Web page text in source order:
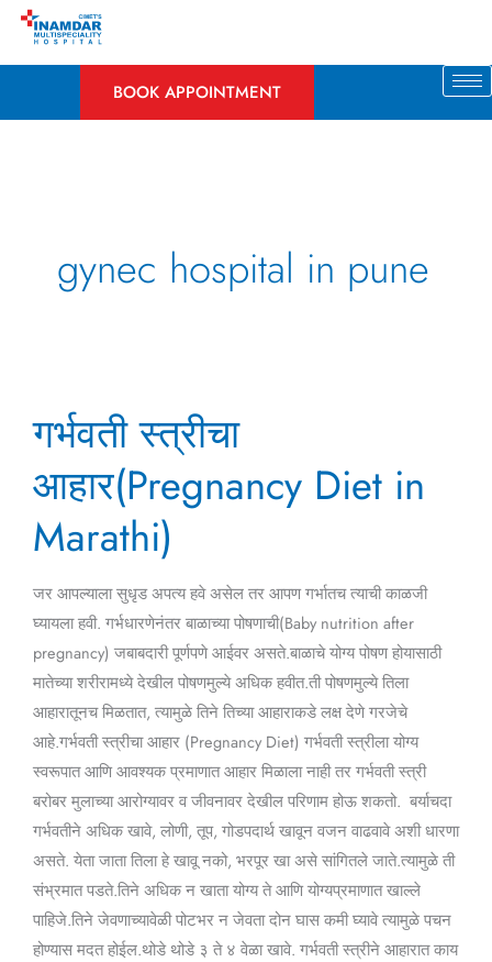
Skip
BOOK APPOINTMENT
gynec hospital in pune
गर्भवती स्त्रीचा
आहार(Pregnancy Diet in
Marathi)
जर आपल्याला सुधृड अपत्य हवे असेल तर आपण गर्भातच त्याची काळजी
घ्यायला हवी. गर्भधारणेनंतर बाळाच्या पोषणाची(Baby nutrition after
pregnancy) जबाबदारी पूर्णपणे आईवर असते.बाळाचे योग्य पोषण होयासाठी
मातेच्या शरीरामध्ये देखील पोषणमुल्ये अधिक हवीत.ती पोषणमुल्ये तिला
आहारातूनच मिळतात, त्यामुळे तिने तिच्या आहाराकडे लक्ष देणे गरजेचे
आहे.गर्भवती स्त्रीचा आहार (Pregnancy Diet) गर्भवती स्त्रीला योग्य
स्वरूपात आणि आवश्यक प्रमाणात आहार मिळाला नाही तर गर्भवती स्त्री
बरोबर मुलाच्या आरोग्यावर व जीवनावर देखील परिणाम होऊ शकतो. बर्याचदा
गर्भवतीने अधिक खावे, लोणी, तूप, गोडपदार्थ खावून वजन वाढवावे अशी धारणा
असते. येता जाता तिला हे खावू नको, भरपूर खा असे सांगितले जाते.त्यामुळे ती
संभ्रमात पडते.तिने अधिक न खाता योग्य ते आणि योग्यप्रमाणात खाल्ले
पाहिजे.तिने जेवणाच्यावेळी पोटभर न जेवता दोन घास कमी घ्यावे त्यामुळे पचन
होण्यास मदत होईल.थोडे थोडे ३ ते ४ वेळा खावे. गर्भवती स्त्रीने आहारात काय
स्त्रीचा
Diet
in
Marathi)